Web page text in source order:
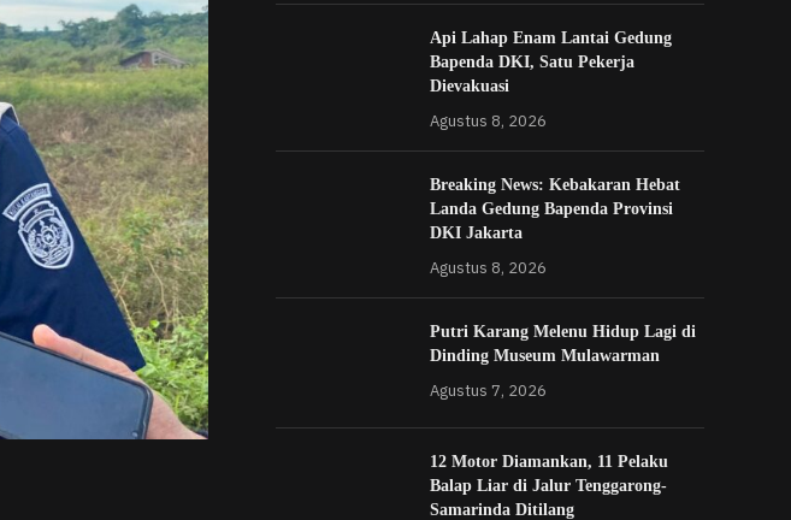
Api Lahap Enam Lantai Gedung
Bapenda DKI, Satu Pekerja
Dievakuasi
Agustus 8, 2026
Breaking News: Kebakaran Hebat
Landa Gedung Bapenda Provinsi
DKI Jakarta
Agustus 8, 2026
Putri Karang Melenu Hidup Lagi di
Dinding Museum Mulawarman
Agustus 7, 2026
12 Motor Diamankan, 11 Pelaku
Balap Liar di Jalur Tenggarong-
Samarinda Ditilang